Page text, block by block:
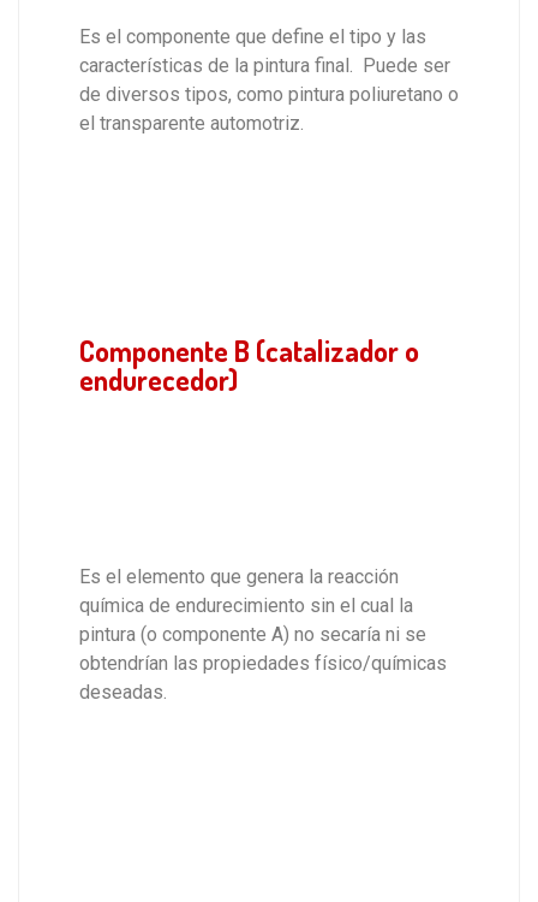
Es el componente que define el tipo y las
características de la pintura final. Puede ser
de diversos tipos, como pintura poliuretano o
el transparente automotriz.
Componente B (catalizador o
endurecedor)
Es el elemento que genera la reacción
química de endurecimiento sin el cual la
pintura (o componente A) no secaría ni se
obtendrían las propiedades físico/químicas
deseadas.